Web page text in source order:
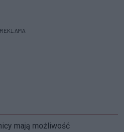
REKLAMA
mają możliwość